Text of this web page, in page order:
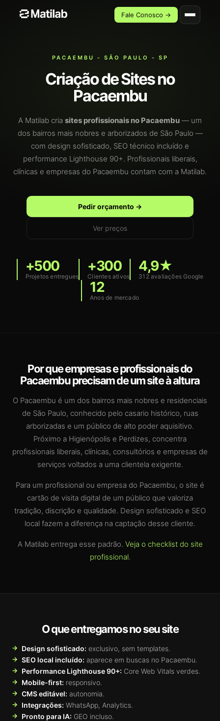
Fale Conosco →
PACAEMBU - SÃO PAULO - SP
Criação de Sites no
Pacaembu
A Matilab cria sites profissionais no Pacaembu — um
dos bairros mais nobres e arborizados de São Paulo —
com design sofisticado, SEO técnico incluído e
performance Lighthouse 90+. Profissionais liberais,
clínicas e empresas do Pacaembu contam com a Matilab.
Pedir orçamento →
Ver preços
+500
Projetos entregues
+300
Clientes ativos
4,9★
312 avaliações Google
12
Anos de mercado
Por que empresas e profissionais do
Pacaembu precisam de um site à altura
O Pacaembu é um dos bairros mais nobres e residenciais
de São Paulo, conhecido pelo casario histórico, ruas
arborizadas e um público de alto poder aquisitivo.
Próximo a Higienópolis e Perdizes, concentra
profissionais liberais, clínicas, consultórios e empresas de
serviços voltados a uma clientela exigente.
Para um profissional ou empresa do Pacaembu, o site é
cartão de visita digital de um público que valoriza
tradição, discrição e qualidade. Design sofisticado e SEO
local fazem a diferença na captação desse cliente.
A Matilab entrega esse padrão. Veja o checklist do site
profissional.
O que entregamos no seu site
Design sofisticado: exclusivo, sem templates.
SEO local incluído: aparece em buscas no Pacaembu.
Performance Lighthouse 90+: Core Web Vitals verdes.
Mobile-first: responsivo.
CMS editável: autonomia.
Integrações: WhatsApp, Analytics.
Pronto para IA: GEO incluso.